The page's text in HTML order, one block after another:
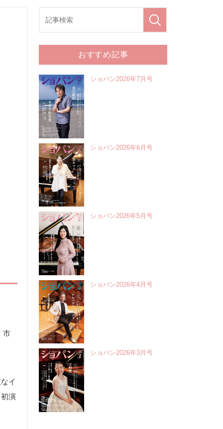
市
イ
演
おすすめ記事
ショパン2026年7月号
ショパン2026年6月号
ショパン2026年5月号
ショパン2026年4月号
ショパン2026年3月号